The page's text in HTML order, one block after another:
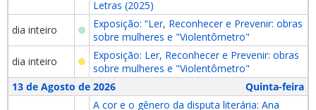
Letras (2025)
dia inteiro
Exposição: “Ler, Reconhecer e Prevenir: obras
sobre mulheres e "Violentômetro"
dia inteiro
Exposição: Ler, Reconhecer e Prevenir: obras
sobre mulheres e "Violentômetro"
13 de Agosto de 2026
Quinta-feira
A cor e o gênero da disputa literária: Ana